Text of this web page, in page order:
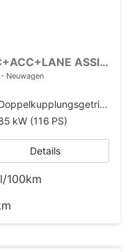
Trend NEUES MODELL+PDC+ACC+LANE ASSIST
Neuwagen
Doppelkupplungsgetriebe (DSG)
kW (116 PS)
Details
100km